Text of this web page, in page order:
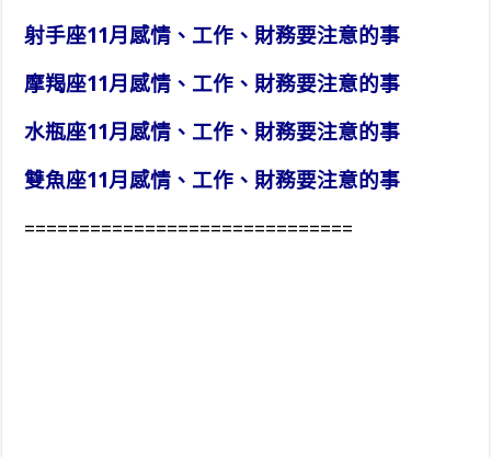
射手座11月感情、工作、財務要注意的事
摩羯座11月感情、工作、財務要注意的事
水瓶座11月感情、工作、財務要注意的事
雙魚座11月感情、工作、財務要注意的事
==============================